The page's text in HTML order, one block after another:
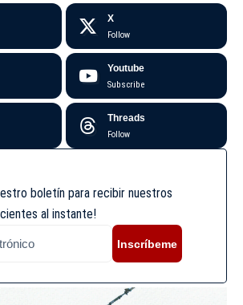
X
Follow
Youtube
Subscribe
Threads
Follow
boletín para recibir nuestros
al instante!
Inscríbeme